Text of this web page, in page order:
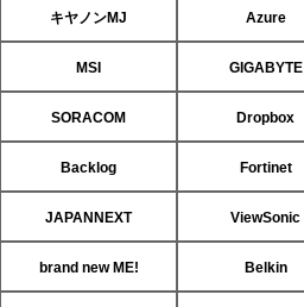
キヤノンMJ Azure
MSI GIGABYTE
SORACOM Dropbox
Backlog Fortinet
JAPANNEXT ViewSonic
brand new ME! Belkin